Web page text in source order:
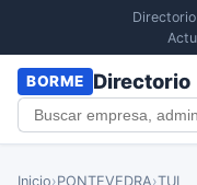
BORME Directorio
Inicio›PONTEVEDRA›TUI